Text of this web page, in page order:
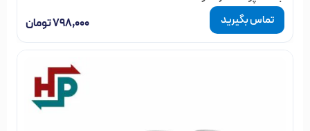
۷۹۸,۰۰۰تومان تماس بگیرید